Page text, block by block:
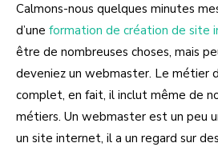
Calmons-nous quelques minutes
d’une formation de création de site
être de nombreuses choses, mais
deveniez un webmaster. Le métier
complet, en fait, il inclut même de
métiers. Un webmaster est un peu
un site internet, il a un regard sur